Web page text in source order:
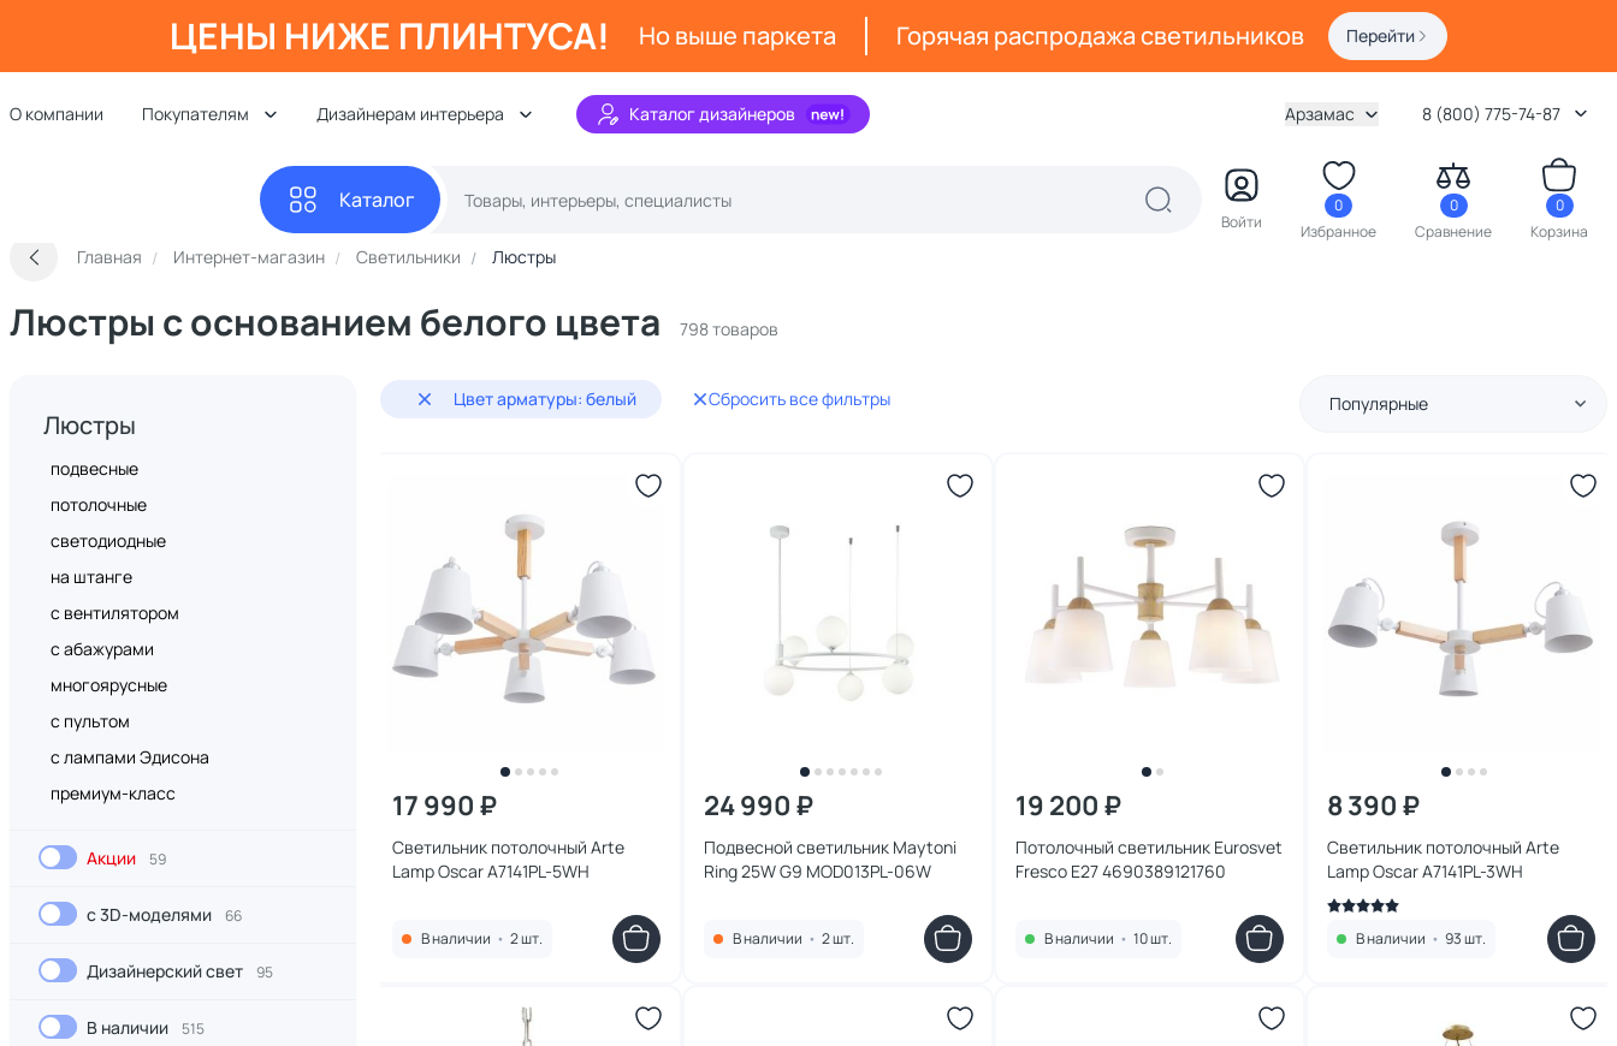
ЦЕНЫ НИЖЕ ПЛИНТУСА! Но выше паркета Горячая распродажа светильников Перейти
О компании Покупателям Дизайнерам интерьера Каталог дизайнеров Арзамас 8 (800) 775-74-87
Каталог
Войти
0
Избранное
0
Сравнение
0
Корзина
Главная Интернет-магазин Светильники Люстры
Люстры с основанием белого цвета 798 товаров
Люстры
подвесные
потолочные
светодиодные
на штанге
с вентилятором
с абажурами
многоярусные
с пультом
с лампами Эдисона
премиум-класс
Акции 59
с 3D-моделями 66
Дизайнерский свет 95
В наличии 515
Цвет арматуры: белый Сбросить все фильтры Популярные
17 990 ₽
Светильник потолочный Arte
Lamp Oscar A7141PL-5WH
В наличии • 2 шт.
24 990 ₽
Подвесной светильник Maytoni
Ring 25W G9 MOD013PL-06W
В наличии • 2 шт.
19 200 ₽
Потолочный светильник Eurosvet
Fresco E27 4690389121760
В наличии • 10 шт.
8 390 ₽
Светильник потолочный Arte
Lamp Oscar A7141PL-3WH
В наличии • 93 шт.